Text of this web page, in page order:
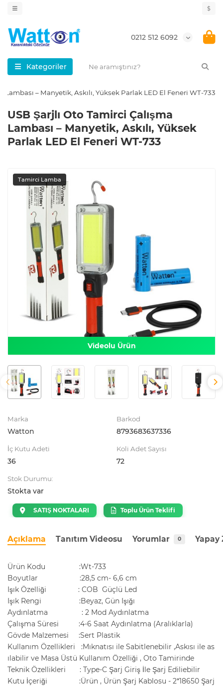
$
0212 512 6092
Kategoriler
Lambası – Manyetik, Askılı, Yüksek Parlak LED El Feneri WT-733
USB Şarjlı Oto Tamirci Çalışma
Lambası – Manyetik, Askılı, Yüksek
Parlak LED El Feneri WT-733
Tamirci Lamba
Videolu Ürün
Marka
Watton
Barkod
8793683637336
İç Kutu Adeti
36
Koli Adet Sayısı
72
Stok Durumu:
Stokta var
SATIŞ NOKTALARI Toplu Ürün Teklifi
Açıklama Tanıtım Videosu Yorumlar 0 Yapay
Ürün Kodu :Wt-733
Boyutlar :28,5 cm- 6,6 cm
Işık Özelliği : COB Güçlü Led
Işık Rengi :Beyaz, Gün Işığı
Aydınlatma : 2 Mod Aydınlatma
Çalışma Süresi :4-6 Saat Aydınlatma (Aralıklarla)
Gövde Malzemesi :Sert Plastik
Kullanım Özellikleri :Mıknatısı ile Sabitlenebilir ,Askısı ile as
ılabilir ve Masa Üstü Kullanım Özelliği , Oto Tamirinde
Teknik Özellikleri : Type-C Şarj Giriş İle Şarj Ediliebilir
Kutu İçeriği :Ürün , Ürün Şarj Kablosu - 2*18650 Şarj